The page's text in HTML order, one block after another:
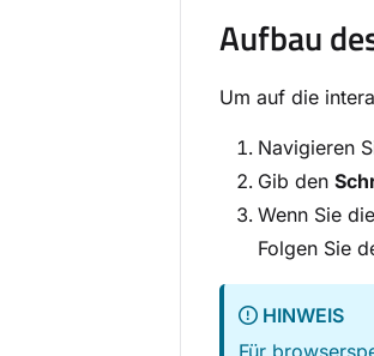
Aufbau
Um auf die
Navigieren
Gib den
Wenn Sie die
Folgen Sie
HINWEIS
Für